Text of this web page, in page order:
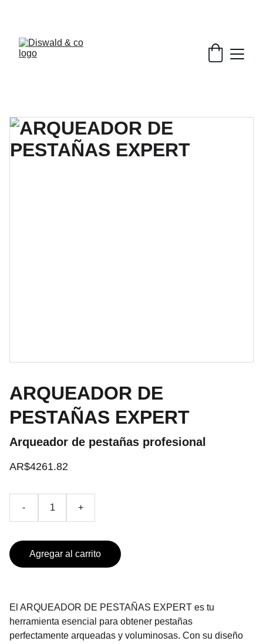
ARQUEADOR DE
PESTAÑAS EXPERT
Arqueador de pestañas profesional
AR$4261.82
- +
Agregar al carrito
El ARQUEADOR DE PESTAÑAS EXPERT es tu
herramienta esencial para obtener pestañas
perfectamente arqueadas y voluminosas. Con su diseño